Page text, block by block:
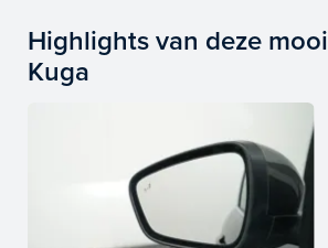
Highlights van deze
Kuga